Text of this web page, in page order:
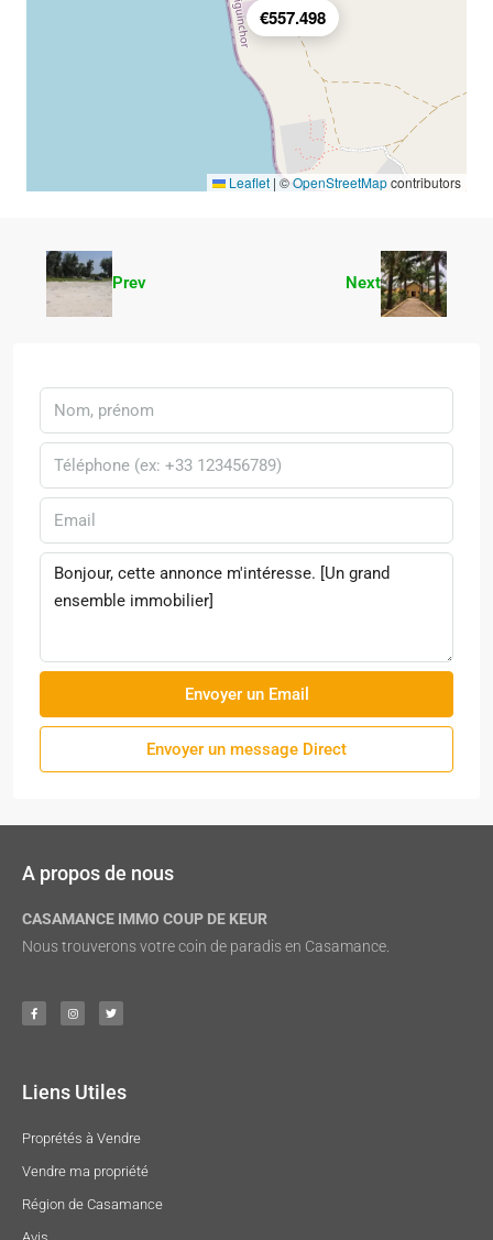
€557.498
Leaflet | ©OpenStreetMapcontributors
Prev Next
Envoyer un Email
Envoyer un message Direct
A propos de nous
CASAMANCE IMMO COUP DE KEUR
Nous trouverons votre coin de paradis en Casamance.
Liens Utiles
Proprétés à Vendre
Vendre ma propriété
Région de Casamance